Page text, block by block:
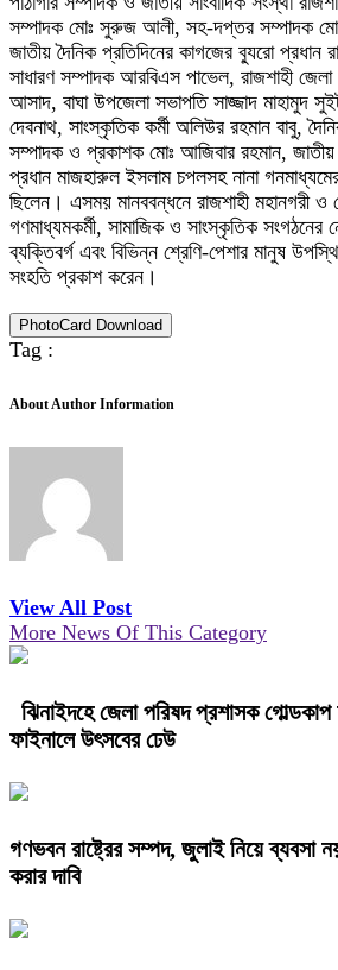
সম্পাদক মোঃ সুরুজ আলী, সহ-দপ্তর সম্পাদক মোঃ
জাতীয় দৈনিক প্রতিদিনের কাগজের ব্যুরো প্রধান
সাধারণ সম্পাদক আরবিএস পাভেল, রাজশাহী
আসাদ, বাঘা উপজেলা সভাপতি সাজ্জাদ মাহামুদ
দেবনাথ, সাংস্কৃতিক কর্মী অলিউর রহমান বাবু,
সম্পাদক ও প্রকাশক মোঃ আজিবার রহমান,
প্রধান মাজহারুল ইসলাম চপলসহ নানা গনমাধ্যমের
ছিলেন। এসময় মানববন্ধনে রাজশাহী মহানগরী ও
গণমাধ্যমকর্মী, সামাজিক ও সাংস্কৃতিক সংগঠনের
ব্যক্তিবর্গ এবং বিভিন্ন শ্রেণি-পেশার মানুষ
সংহতি প্রকাশ করেন।
PhotoCard Download
Tag :
About Author Information
View All Post
More News Of This Category
ঝিনাইদহে জেলা পরিষদ প্রশাসক
ফাইনালে উৎসবের ঢেউ
গণভবন রাষ্ট্রের সম্পদ, জুলাই নিয়ে
করার দাবি